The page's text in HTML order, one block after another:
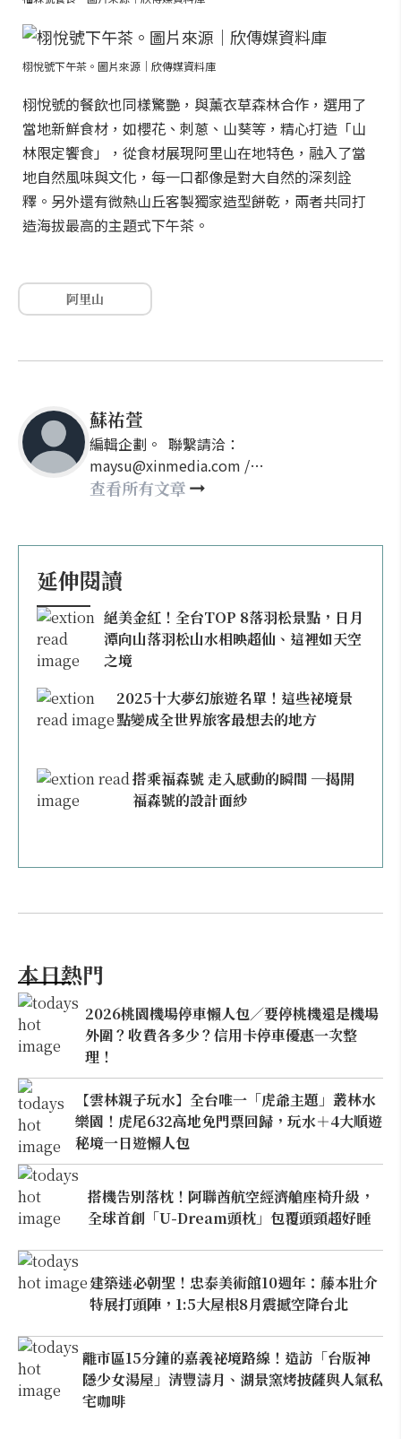
栩悅號下午茶。圖片來源｜欣傳媒資料庫
栩悅號的餐飲也同樣驚艷，與薰衣草森林合作，選用了
當地新鮮食材，如櫻花、刺蔥、山葵等，精心打造「山
林限定饗食」，從食材展現阿里山在地特色，融入了當
地自然風味與文化，每一口都像是對大自然的深刻詮
釋。另外還有微熱山丘客製獨家造型餅乾，兩者共同打
造海拔最高的主題式下午茶。
阿里山
蘇祐萱
編輯企劃。 聯繫請洽：
maysu@xinmedia.com /
may860527@gmail.com
查看所有文章
延伸閱讀
絕美金紅！全台TOP 8落羽松景點，日月
潭向山落羽松山水相映超仙、這裡如天空
之境
2025十大夢幻旅遊名單！這些祕境景
點變成全世界旅客最想去的地方
搭乘福森號 走入感動的瞬間 ─揭開
福森號的設計面紗
本日熱門
2026桃園機場停車懶人包／要停桃機還是機場
外圍？收費各多少？信用卡停車優惠一次整
理！
【雲林親子玩水】全台唯一「虎爺主題」叢林水
樂園！虎尾632高地免門票回歸，玩水＋4大順遊
秘境一日遊懶人包
搭機告別落枕！阿聯酋航空經濟艙座椅升級，
全球首創「U-Dream頭枕」包覆頭頸超好睡
建築迷必朝聖！忠泰美術館10週年：藤本壯介
特展打頭陣，1:5大屋根8月震撼空降台北
離市區15分鐘的嘉義祕境路線！造訪「台版神
隱少女湯屋」清豐濤月、湖景窯烤披薩與人氣私
宅咖啡